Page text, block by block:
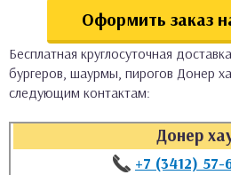
Оформить заказ
Бесплатная круглосуточная
бургеров, шаурмы, пирогов Донер
следующим контактам:
Донер
+7 (3412) 57-